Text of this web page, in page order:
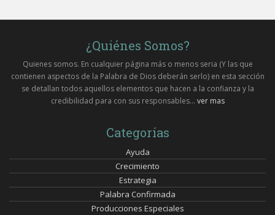
¿Quiénes Somos?
Quienes somos. En cualquier página más o menos seria (Y las que
contienen aspectos de la Palabra de Dios deberán serlo) en esta sección
se detallan todos aquellos elementos que hacen a la confianza y la
credibilidad para con sus responsables... ver mas
Categorías
Ayuda
Crecimiento
Estrategia
Palabra Confirmada
Producciones Especiales